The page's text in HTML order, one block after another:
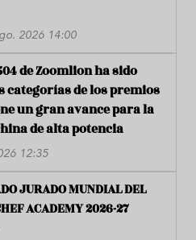
2026 14:00
de Zoomlion ha sido
categorías de los premios
un gran avance para la
de alta potencia
12:35
JURADO MUNDIAL DEL
ACADEMY 2026-27